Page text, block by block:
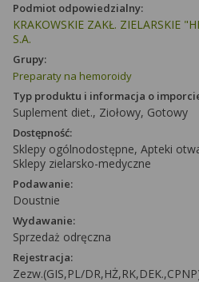
Podmiot odpowiedzialny:
KRAKOWSKIE ZAKŁ. ZIELARSKIE
S.A.
Grupy:
Preparaty na hemoroidy
Typ produktu i informacja o
Suplement diet., Ziołowy, Gotowy
Dostępność:
Sklepy ogólnodostępne, Apteki
Sklepy zielarsko-medyczne
Podawanie:
Doustnie
Wydawanie:
Sprzedaż odręczna
Rejestracja:
Zezw.(GIS,PL/